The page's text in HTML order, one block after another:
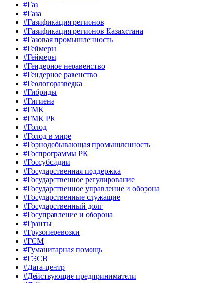
#Газ
#Газа
#Газификация регионов
#Газификация регионов Казахстана
#Газовая промышленность
#Геймеры
#Геймеры
#Гендерное неравенство
#Гендерное равенство
#Геологоразведка
#Гибриды
#Гигиена
#ГМК
#ГМК РК
#Голод
#Голод в мире
#Горнодобывающая промышленность
#Госпрограммы РК
#Госсубсидии
#Государственная поддержка
#Государственное регулирование
#Государственное управление и оборона
#Государственные служащие
#Государственный долг
#Госуправление и оборона
#Гранты
#Грузоперевозки
#ГСМ
#Гуманитарная помощь
#ГЭСВ
#Дата-центр
#Действующие предприниматели